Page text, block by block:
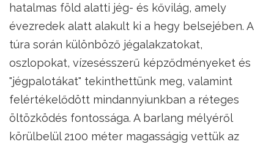
hatalmas föld alatti jég- és kővilág, amely
évezredek alatt alakult ki a hegy belsejében. A
túra során különböző jégalakzatokat,
oszlopokat, vízesésszerű képződményeket és
"jégpalotákat" tekinthettünk meg, valamint
felértékelődött mindannyiunkban a réteges
öltözködés fontossága. A barlang mélyéről
körülbelül 2100 méter magasságig vettük az